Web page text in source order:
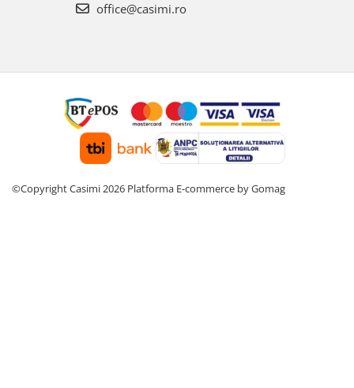
office@casimi.ro
©Copyright Casimi 2026 Platforma E-commerce by Gomag